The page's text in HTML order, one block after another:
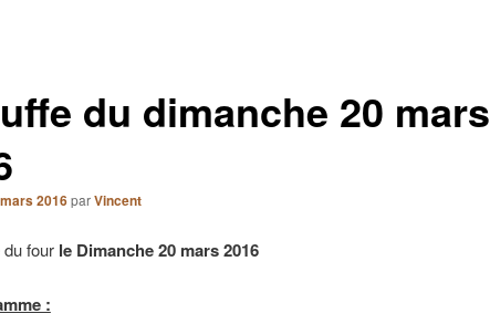
du dimanche 20 mars
2016parVincent
four le Dimanche 20 mars 2016
: